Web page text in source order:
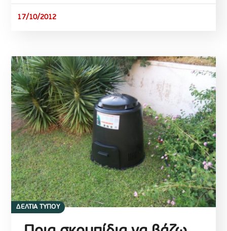
17/10/2012
ΔΕΛΤΙΑ ΤΥΠΟΥ